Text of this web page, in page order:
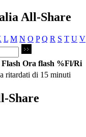
All-Share
L M N O P Q R S T U V
Flash Ora flash %Fl/Ri
ritardati di 15 minuti
Share